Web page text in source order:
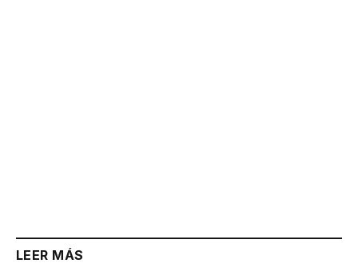
LEER MÁS